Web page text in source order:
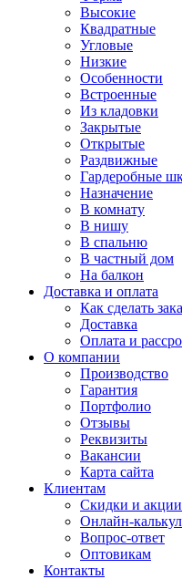
Высокие
Квадратные
Угловые
Низкие
Особенности
Встроенные
Из кладовки
Закрытые
Открытые
Раздвижные
Гардеробные
Назначение
В комнату
В нишу
В спальню
В частный дом
На балкон
Доставка и оплата
Как сделать
Доставка
Оплата и
О компании
Производство
Гарантия
Портфолио
Отзывы
Реквизиты
Вакансии
Карта сайта
Клиентам
Скидки и акции
Онлайн-
Вопрос-ответ
Оптовикам
Контакты